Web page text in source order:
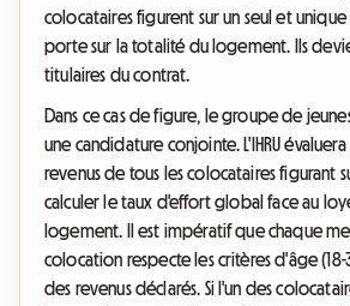
colocataires figurent sur un seul et
porte sur la totalité du logement. Ils
titulaires du contrat.
Dans ce cas de figure, le groupe de
une candidature conjointe. L'IHRU
revenus de tous les colocataires figurant
calculer le taux d'effort global face au
logement. Il est impératif que chaque
colocation respecte les critères d'âge
des revenus déclarés. Si l'un des